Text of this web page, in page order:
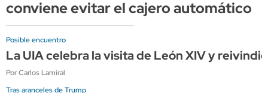
conviene evitar el cajero automático
Posible encuentro
La UIA celebra la visita de León XIV y
Por Carlos Lamiral
Tras aranceles de Trump